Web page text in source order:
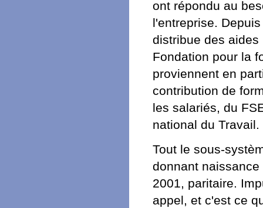
ont répondu au
l'entreprise.
distribue des
Fondation pour la
proviennent en
contribution de
les salariés, du
national du Travail.
Tout le sous-
donnant
2001, paritaire.
appel, et c'est ce